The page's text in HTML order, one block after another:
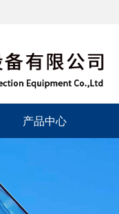
产品中心